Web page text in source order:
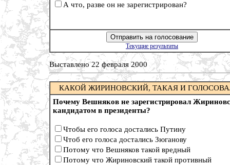
А что, разве он не зарегистрирован?
Текущие результаты
Выставлено 22 февраля 2000
КАКОЙ ЖИРИНОВСКИЙ, ТАКАЯ И
Почему Вешняков не зарегистрировал
кандидатом в президенты?
Чтобы его голоса достались Путину
Чтоб его голоса достались Зюганову
Потому что Вешняков такой вредный
Потому что Жириновский такой противный